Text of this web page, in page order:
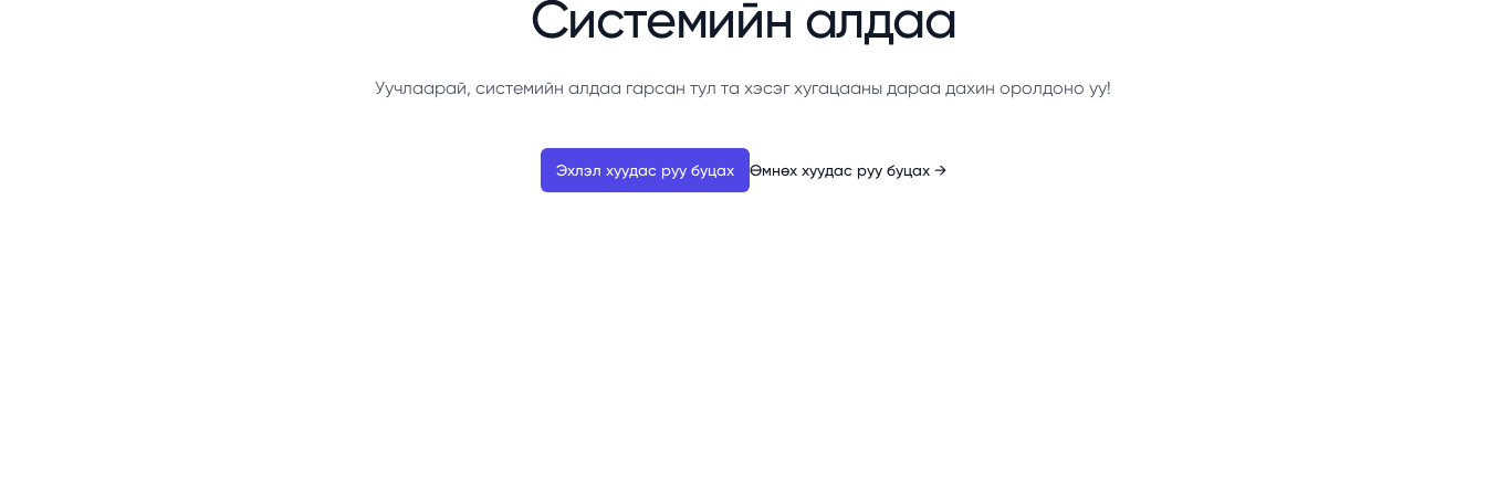
Системийн алдаа
Уучлаарай, системийн алдаа гарсан тул та хэсэг хугацааны дараа дахин оролдоно уу!
Эхлэл хуудас руу буцах Өмнөх хуудас руу буцах →